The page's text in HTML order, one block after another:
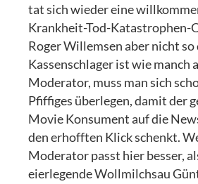
tat sich wieder eine
Krankheit-Tod-Katastrophen-
Roger Willemsen aber nicht so
Kassenschlager ist wie manch
Moderator, muss man sich
Pfiffiges überlegen, damit der
Movie Konsument auf die
den erhofften Klick schenkt.
Moderator passt hier besser,
eierlegende Wollmilchsau